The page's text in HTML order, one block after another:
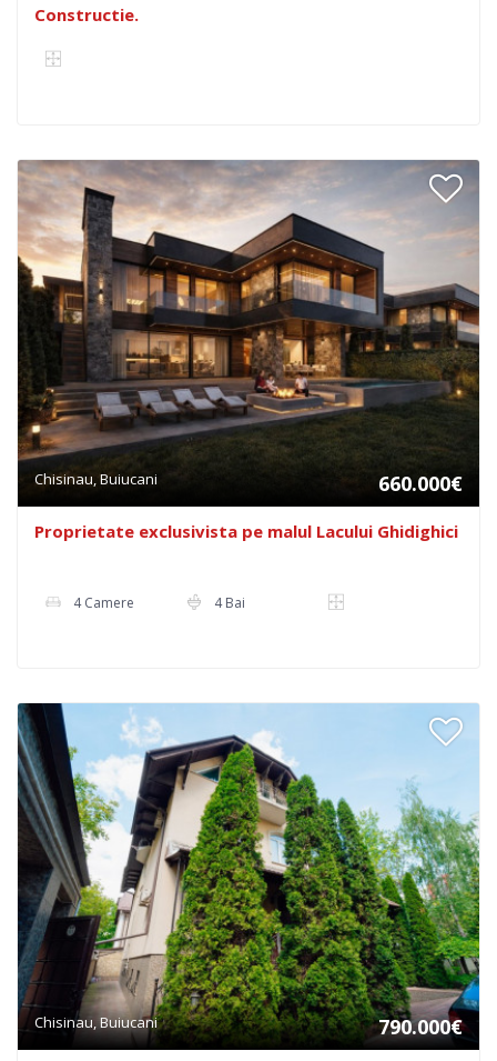
Constructie.
Chisinau, Buiucani 660.000€
Proprietate exclusivista pe malul Lacului Ghidighici
4 Camere 4 Bai
Chisinau, Buiucani 790.000€